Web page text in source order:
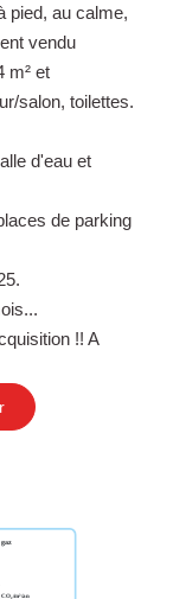
pied, au calme,
vendu
m² et
salon, toilettes.
d'eau et
de parking
!! A